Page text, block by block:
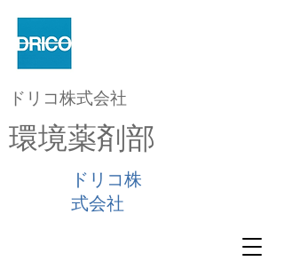
ドリコ株式会社
環境薬剤部
ドリコ株
式会社